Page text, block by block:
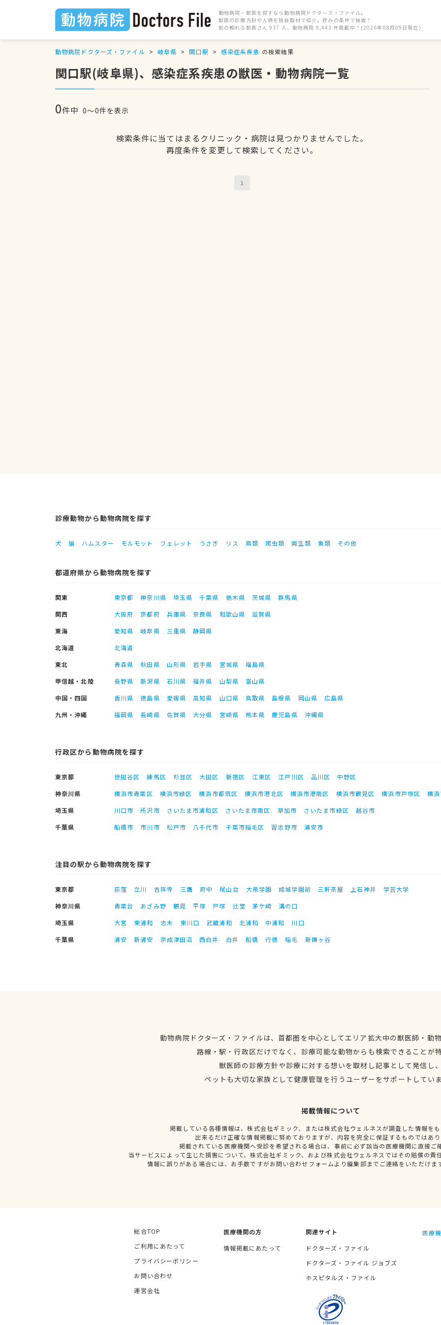
動物病院・獣医を探すなら動物病院ドクターズ・ファイル。
獣医の診療方針や人柄を独自取材で紹介。好みの条件で検索！
街の頼れる獣医さん 937 人、動物病院 9,443 件掲載中！(2026年08月09日現在)
動物病院ドクターズ・ファイル 岐阜県 関口駅 感染症系疾患 の検索結果
関口駅(岐阜県)、感染症系疾患の獣医・動物病院一覧
0件中 0〜0件を表示
検索条件に当てはまるクリニック・病院は見つかりませんでした。
再度条件を変更して検索してください。
1
診療動物から動物病院を探す
犬 猫 ハムスター モルモット フェレット うさぎ リス 鳥類 爬虫類 両生類 魚類 その他
都道府県から動物病院を探す
関東 東京都 神奈川県 埼玉県 千葉県 栃木県 茨城県
群馬県
関西
大阪府 京都府 兵庫県 奈良県 和歌山県
滋賀県
東海
愛知県 岐阜県 三重県
静岡県
北海道
北海道
東北
青森県 秋田県 山形県 岩手県 宮城県
福島県
甲信越・北陸
長野県 新潟県 石川県 福井県 山梨県
富山県
中国・四国
香川県 徳島県 愛媛県 高知県 山口県 鳥取県 島根県 岡山県
広島県
九州・沖縄
福岡県 長崎県 佐賀県 大分県 宮崎県 熊本県 鹿児島県 沖縄県
行政区から動物病院を探す
東京都 世田谷区 練馬区 杉並区 大田区 新宿区 江東区 江戸川区 品川区
中野区
神奈川県
横浜市青葉区 横浜市緑区 横浜市都筑区 横浜市港北区 横浜市港南区 横浜市鶴見区 横浜市戸塚区
横
埼玉県
川口市 所沢市 さいたま市浦和区 さいたま市南区 草加市 さいたま市緑区
越谷市
千葉県
船橋市 市川市 松戸市 八千代市 千葉市稲毛区 習志野市 浦安市
注目の駅から動物病院を探す
東京都 荻窪 立川 吉祥寺 三鷹 府中 尾山台 大泉学園 成城学園前 三軒茶屋 上石神井
学芸大学
神奈川県
青葉台 あざみ野 鶴見 平塚 戸塚 辻堂 茅ケ崎
溝の口
埼玉県
大宮 東浦和 志木 東川口 武蔵浦和 北浦和 中浦和
川口
千葉県
浦安 新浦安 京成津田沼 西白井 白井 船橋 行徳 稲毛 新鎌ヶ谷
動物病院ドクターズ・ファイルは、首都圏を中心としてエリア拡大中の獣医師・動
路線・駅・行政区だけでなく、診療可能な動物からも検索できることが
獣医師の診療方針や診療に対する想いを取材し記事として発信し
ペットも大切な家族として健康管理を行うユーザーをサポートしてい
掲載情報について
掲載している各種情報は、株式会社ギミック、または株式会社ウェルネスが調査した情報を
出来るだけ正確な情報掲載に努めておりますが、内容を完全に保証するものではあ
掲載されている医療機関へ受診を希望される場合は、事前に必ず該当の医療機関に直接ご
当サービスによって生じた損害について、株式会社ギミック、および株式会社ウェルネスではその賠償の責
情報に誤りがある場合には、お手数ですがお問い合わせフォームより編集部までご連絡をいただけま
総合TOP
ご利用にあたって
プライバシーポリシー
お問い合わせ
運営会社
医療機関の方
情報掲載にあたって
関連サイト
ドクターズ・ファイル
ドクターズ・ファイル ジョブズ
ホスピタルズ・ファイル
医療